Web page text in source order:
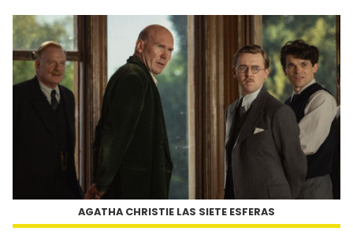
AGATHA CHRISTIE LAS SIETE ESFERAS